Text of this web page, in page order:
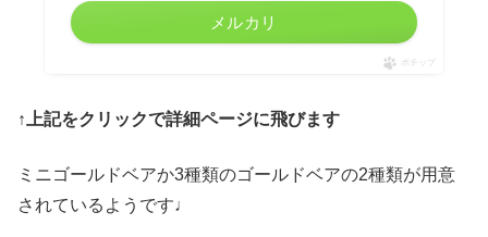
メルカリ
ポチップ
↑上記をクリックで詳細ページに飛びます
ミニゴールドベアか3種類のゴールドベアの2種類が用意
されているようです♩